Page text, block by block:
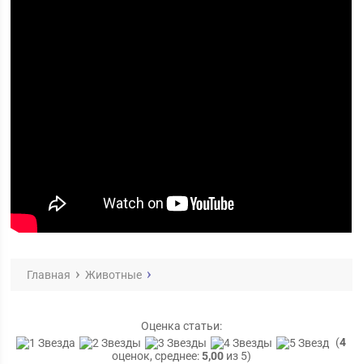
Главная Животные
Оценка статьи:
(4
оценок, среднее:5,00из 5)